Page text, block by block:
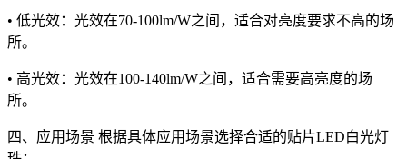
• 低光效：光效在70-100lm/W之间，适合对亮度要求不高的场
所。
• 高光效：光效在100-140lm/W之间，适合需要高亮度的场
所。
四、应用场景 根据具体应用场景选择合适的贴片LED白光灯